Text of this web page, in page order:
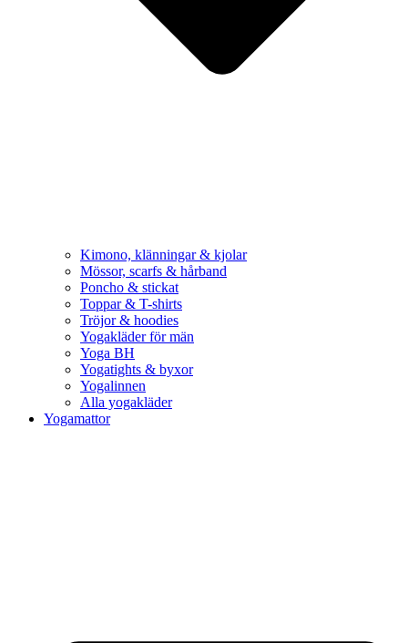
Kimono, klänningar & kjolar
Mössor, scarfs & hårband
Poncho & stickat
Toppar & T-shirts
Tröjor & hoodies
Yogakläder för män
Yoga BH
Yogatights & byxor
Yogalinnen
Alla yogakläder
Yogamattor